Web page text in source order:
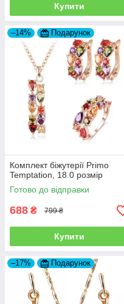
Купити
–14% Подарунок
Комплект біжутерії Primo
Temptation, 18.0 розмір
Готово до відправки
688 ₴ 799 ₴
Купити
–17% Подарунок